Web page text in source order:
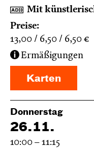
Mit
Preise:
13,00
6,50 6,50 €
Ermäßigungen
Karten
Donnerstag
26.11.
10:00 – 11:15